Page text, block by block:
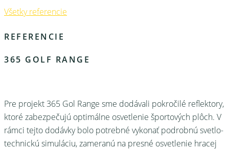
Všetky referencie
REFERENCIE
365 GOLF RANGE
Pre projekt 365 Gol Range sme dodávali pokročilé reflektory,
ktoré zabezpečujú optimálne osvetlenie športových plôch. V
rámci tejto dodávky bolo potrebné vykonať podrobnú svetlo-
technickú simuláciu, zameranú na presné osvetlenie hracej